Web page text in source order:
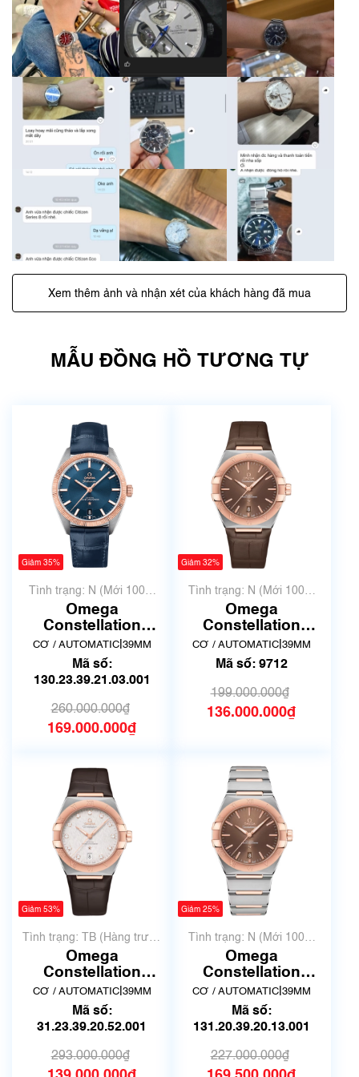
Xem thêm ảnh và nhận xét của khách hàng đã mua
MẪU ĐỒNG HỒ TƯƠNG TỰ
Giảm 35%
Tình trạng: N (Mới 100%
chưa qua sử dụng)
Omega
Constellatio n
Globemaste r 39
mm ref.
130.23.39.21.03.001
CƠ / AUTOMATIC| 39MM
Mã số:
130.23.39.21.03.001
260.000.000₫
169.000.000₫
Giảm 32%
Tình trạng: N (Mới 100%
chưa qua sử dụng)
Omega
Constellation
131.23.39.20.13.001
| Mã số 9712
CƠ / AUTOMATIC| 39MM
Mã số: 9712
199.000.000₫
136.000.000₫
Giảm 53%
Tình trạng: TB (Hàng trưng
bày, thanh lý)
Omega
Constellation
131.23.39.20.52.001
| Giá tốt
CƠ / AUTOMATIC| 39MM
Mã số:
31.23.39.20.52.001
293.000.000₫
Giảm 25%
Tình trạng: N (Mới 100%
chưa qua sử dụng)
Omega
Constellation
131.20.39.20.13.001
| New Full box
CƠ / AUTOMATIC| 39MM
Mã số:
131.20.39.20.13.001
227.000.000₫